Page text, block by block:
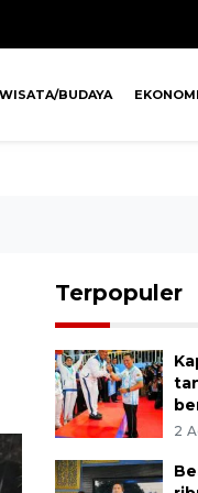
BUDAYA EKONOMI
Terpopuler
2